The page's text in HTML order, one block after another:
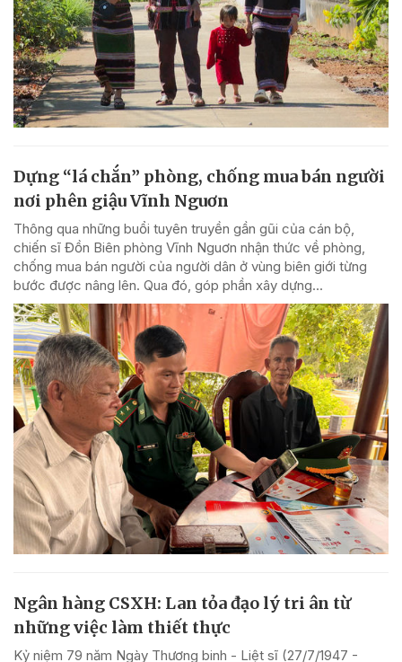
Dựng “lá chắn” phòng, chống mua bán người
nơi phên giậu Vĩnh Nguơn
Thông qua những buổi tuyên truyền gần gũi của cán bộ,
chiến sĩ Đồn Biên phòng Vĩnh Nguơn nhận thức về phòng,
chống mua bán người của người dân ở vùng biên giới từng
bước được nâng lên. Qua đó, góp phần xây dựng...
Ngân hàng CSXH: Lan tỏa đạo lý tri ân từ
những việc làm thiết thực
Kỷ niệm 79 năm Ngày Thương binh - Liệt sĩ (27/7/1947 -